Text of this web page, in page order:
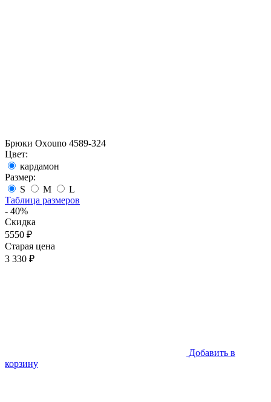
Брюки Oxouno 4589-324
Цвет:
кардамон
Размер:
S
M
L
Таблица размеров
- 40%
Скидка
5550 ₽
Старая цена
3 330 ₽
Добавить в
корзину